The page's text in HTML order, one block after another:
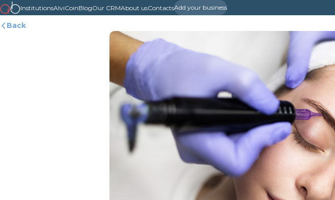
InstitutionsAlviCoinBlogOur CRMAbout usContactsAdd your business
Back